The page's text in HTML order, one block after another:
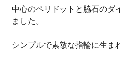
中心のペリドットと脇石のダ
ました。
シンプルで素敵な指輪に生ま